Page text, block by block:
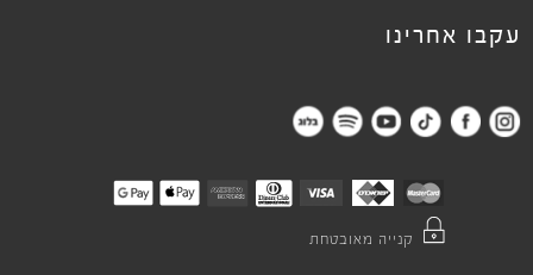
עקבו אחרינו
קנייה מאובטחת